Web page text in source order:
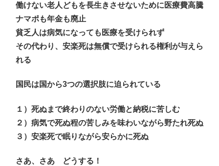
働けない老人どもを長生きさせないために医療費高騰
ナマポも年金も廃止
貧乏人は病気になっても医療を受けられず
その代わり、安楽死は無償で受けられる権利が与えら
れる
国民は国から3つの選択肢に迫られている
１）死ぬまで終わりのない労働と納税に苦しむ
２）病気で死ぬ程の苦しみを味わいながら野たれ死ぬ
３）安楽死で眠りながら安らかに死ぬ
さあ、さあ どうする！